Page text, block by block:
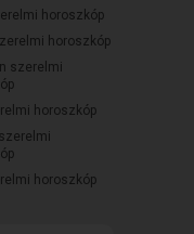
horoszkóp
horoszkóp
szerelmi
horoszkóp
horoszkóp